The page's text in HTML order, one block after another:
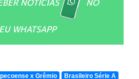
NOTÍCIAS NO
WHATSAPP
x Grêmio
Brasileiro Série A